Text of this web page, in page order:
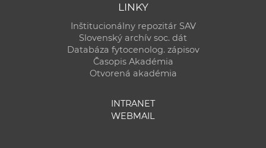
LINKY
Inštitucionálny repozitár SAV
Slovenský archív soc. dát
Databáza fytocenolog. zápisov
Časopis Akadémia
Otvorená akadémia
INTRANET
WEBMAIL